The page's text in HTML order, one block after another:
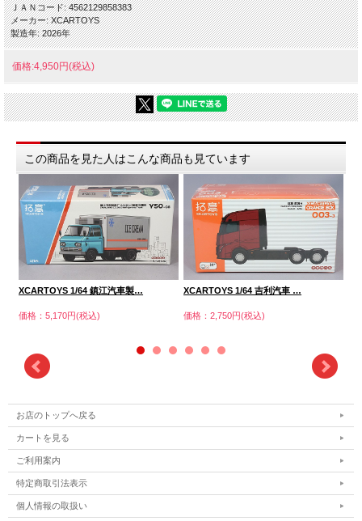
ＪＡＮコード: 4562129858383
メーカー: XCARTOYS
製造年: 2026年
価格:4,950円(税込)
この商品を見た人はこんな商品も見ています
XCARTOYS 1/64 鎮江汽車製…
価格：5,170円(税込)
XCARTOYS 1/64 吉利汽車 …
価格：2,750円(税込)
お店のトップへ戻る
カートを見る
ご利用案内
特定商取引法表示
個人情報の取扱い